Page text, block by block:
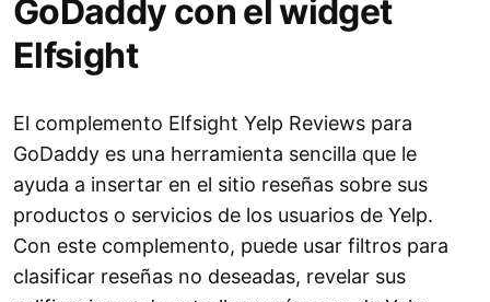
GoDaddy con el widget
Elfsight
El complemento Elfsight Yelp Reviews para
GoDaddy es una herramienta sencilla que le
ayuda a insertar en el sitio reseñas sobre sus
productos o servicios de los usuarios de Yelp.
Con este complemento, puede usar filtros para
clasificar reseñas no deseadas, revelar sus